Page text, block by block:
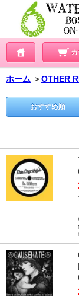
ホーム ＞OTHER
おすすめ順